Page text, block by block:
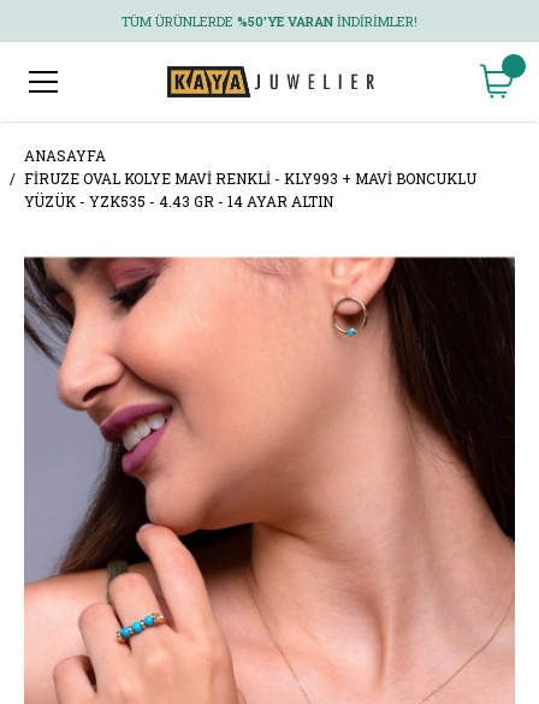
TÜM ÜRÜNLERDE %50'YE VARAN İNDIRIMLER!
ANASAYFA
FIRUZE OVAL KOLYE MAVI RENKLI - KLY993 + MAVI BONCUKLU
YÜZÜK - YZK535 - 4.43 GR - 14 AYAR ALTIN